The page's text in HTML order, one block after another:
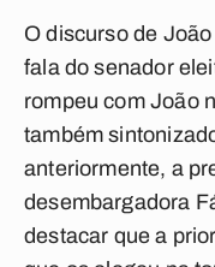
O discurso de
fala do senador
rompeu com João
também
anteriormente, a
desembargadora
destacar que a